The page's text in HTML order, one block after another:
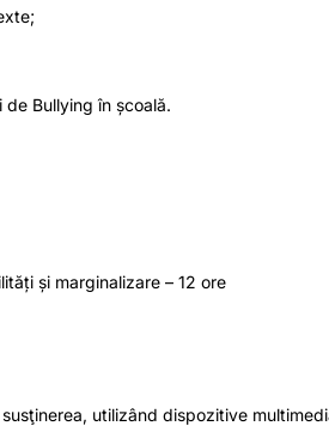
Bullying în școală.
și marginalizare – 12 ore
utilizând dispozitive